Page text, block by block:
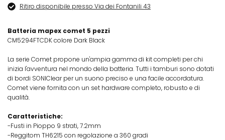
Ritiro disponibile presso Via dei Fontanili 43
Batteria mapex comet 5 pezzi
CM5294FTCDK colore Dark Black
La serie Comet propone un'ampia gamma di kit completi per chi
inizia l'avventura nel mondo della batteria. Tutti i tamburi sono dotati
di bordi SONIClear per un suono preciso e una facile accordatura.
Comet viene fornita con un set hardware completo, robusto e di
qualità.
Caratteristiche:
-Fusti in Pioppo 9 strati, 7.2mm
-Reggitom TH6215 con regolazione a 360 gradi